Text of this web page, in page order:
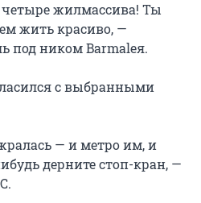
жилмассива! Ты
жить красиво, —
под ником Barmaleя.
с выбранными
— и метро им, и
дерните стоп-кран, —